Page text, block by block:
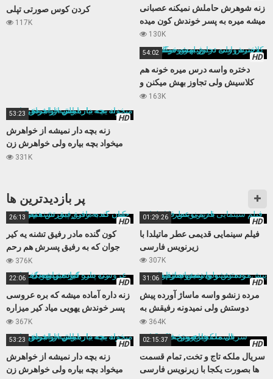
کردن کوس صورتی تپلی
117K
زنه شوهرش حاملش نمیکنه عصبانی
میشه میره به پسر خوندش کون میده
130K
HD
54:02
دختره واسه درس میره خونه هم
کلاسیش ولی تجاوز بهش میکنن و
فیلمشو میگیرن
163K
HD
53:23
زنه بچه دار نمیشه از خواهرش
میخواد بچه بیاره ولی خواهرش زن
باباش از آب در میاد
331K
پر بازدید‌ترین ها
HD
26:13
کون گنده مادر رفیق تشنه یه کیر
جوان که به رفیق پسرش هم رحم
نمیکنه
376K
HD
01:29:26
فیلم سینمایی قدیمی عطر ماتیلدا با
زیرنویس فارسی
307K
HD
22:06
زنه داره آماده میشه که بره عروسی
پسر خوندش یهویی میاد کیر میزاره
داخلش
367K
HD
31:06
مرده زنشو واسه ماساژ آورده پیش
دوستش ولی نمیدونه رفیقش به
زنش چشم داره
364K
HD
53:23
زنه بچه دار نمیشه از خواهرش
میخواد بچه بیاره ولی خواهرش زن
HD
02:15:37
سریال ملکه تاج و تخت, تمام قسمت
ها بصورت یکجا با زیرنویس فارسی